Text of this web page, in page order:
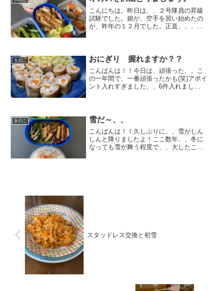
こんにちは。昨日は、、２号隊員の昇級
試験でした。娘が、空手を習い始めたの
が、昨年の１２月でした。正直、、、こ
為、ドライブに行く事も無...
きのこ おにぎり 握れますか？？
こんばんは！！今日は、頑張った。。こ
の一年間で、一番頑張ったかも(笑)アポイ
ント入れすぎました、、6件入れまし
く充実の1日でし...
きのこ 雪だ～、、
こんばんは！！久しぶりに、、雪がしん
しんと降りましたよ！ここ数年、、冬に
なっても雪が舞う程度で、、大したこと
スタッドレス交換と初雪